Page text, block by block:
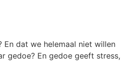
En dat we helemaal niet willen
gedoe? En gedoe geeft stress,